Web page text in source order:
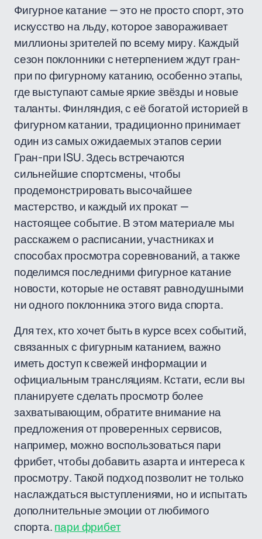
Фигурное катание — это не просто спорт, это
искусство на льду, которое завораживает
миллионы зрителей по всему миру. Каждый
сезон поклонники с нетерпением ждут гран-
при по фигурному катанию, особенно этапы,
где выступают самые яркие звёзды и новые
таланты. Финляндия, с её богатой историей в
фигурном катании, традиционно принимает
один из самых ожидаемых этапов серии
Гран-при ISU. Здесь встречаются
сильнейшие спортсмены, чтобы
продемонстрировать высочайшее
мастерство, и каждый их прокат —
настоящее событие. В этом материале мы
расскажем о расписании, участниках и
способах просмотра соревнований, а также
поделимся последними фигурное катание
новости, которые не оставят равнодушными
ни одного поклонника этого вида спорта.
Для тех, кто хочет быть в курсе всех событий,
связанных с фигурным катанием, важно
иметь доступ к свежей информации и
официальным трансляциям. Кстати, если вы
планируете сделать просмотр более
захватывающим, обратите внимание на
предложения от проверенных сервисов,
например, можно воспользоваться пари
фрибет, чтобы добавить азарта и интереса к
просмотру. Такой подход позволит не только
наслаждаться выступлениями, но и испытать
дополнительные эмоции от любимого
спорта.пари фрибет